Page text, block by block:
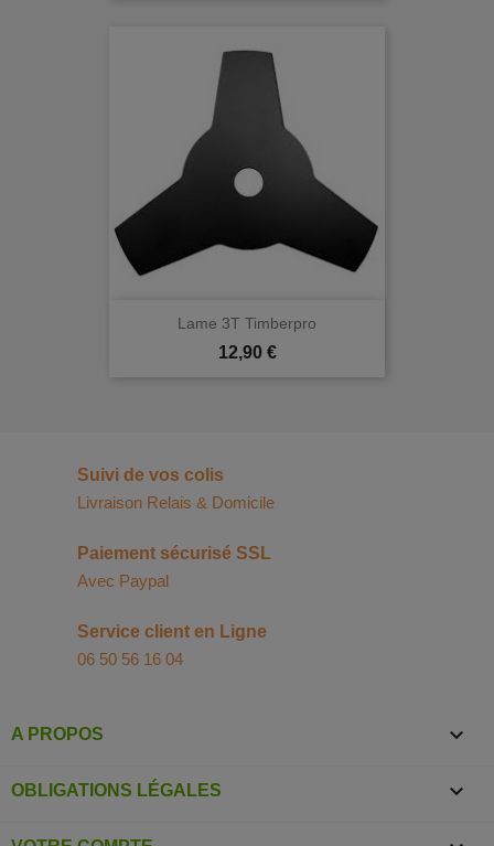
Lame 3T Timberpro
Prix
12,90 €
Suivi de vos colis
Livraison Relais & Domicile
Paiement sécurisé SSL
Avec Paypal
Service client en Ligne
06 50 56 16 04
A PROPOS 
OBLIGATIONS LÉGALES 